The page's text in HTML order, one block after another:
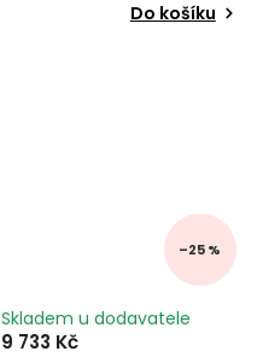
Do košíku
–25 %
Skladem u dodavatele
9 733 Kč